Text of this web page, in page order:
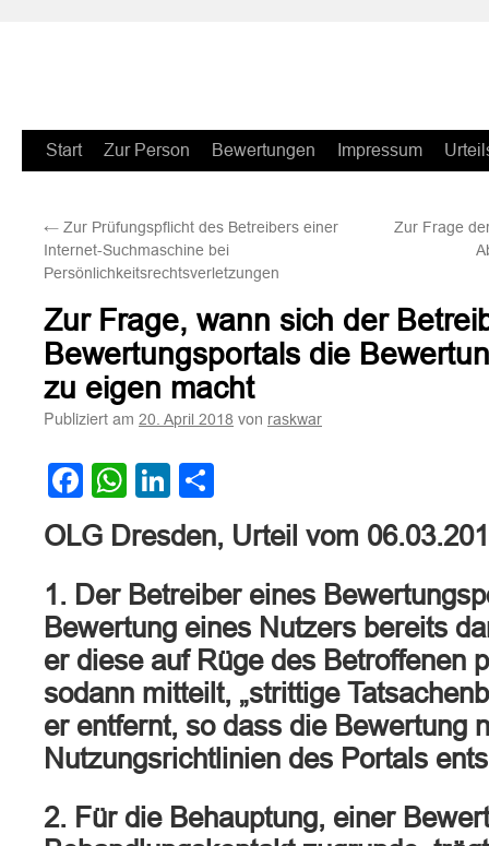
Zum
springen
Start Zur Person Bewertungen Impressum
← Zur Prüfungspflicht des Betreibers einer
Internet-Suchmaschine bei
Persönlichkeitsrechtsverletzungen
Zur Frage
Zur Frage, wann sich der
Bewertungsportals die
zu eigen macht
Publiziert am 20. April 2018 von raskwar
Facebook
WhatsApp
LinkedIn
OLG Dresden, Urteil vom
1. Der Betreiber eines
Bewertung eines Nutzers bereits
er diese auf Rüge des Betroffenen
sodann mitteilt, „strittige
er entfernt, so dass die Bewertung
Nutzungsrichtlinien des Portals
2. Für die Behauptung, einer